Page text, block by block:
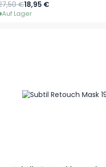
Sonderpreis
18,95 €
Preis
€
Auf Lager